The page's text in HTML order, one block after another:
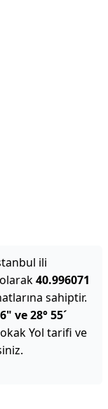
ili
olarak40.996071
sahiptir.
ve 28° 55´
Yol tarifi ve